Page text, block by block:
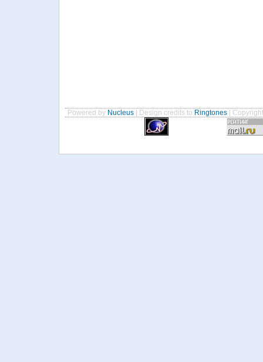
Powered by Nucleus | Design credits to Ringtones |